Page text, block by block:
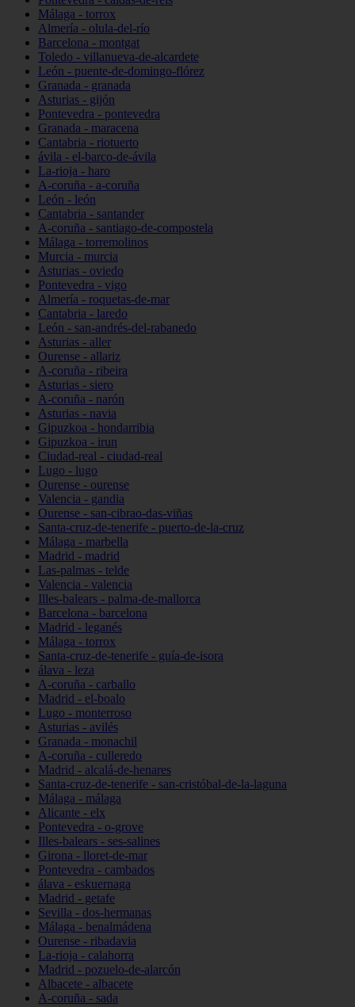
Málaga - torrox
Almería - olula-del-río
Barcelona - montgat
Toledo - villanueva-de-alcardete
León - puente-de-domingo-flórez
Granada - granada
Asturias - gijón
Pontevedra - pontevedra
Granada - maracena
Cantabria - riotuerto
ávila - el-barco-de-ávila
La-rioja - haro
A-coruña - a-coruña
León - león
Cantabria - santander
A-coruña - santiago-de-compostela
Málaga - torremolinos
Murcia - murcia
Asturias - oviedo
Pontevedra - vigo
Almería - roquetas-de-mar
Cantabria - laredo
León - san-andrés-del-rabanedo
Asturias - aller
Ourense - allariz
A-coruña - ribeira
Asturias - siero
A-coruña - narón
Asturias - navia
Gipuzkoa - hondarribia
Gipuzkoa - irun
Ciudad-real - ciudad-real
Lugo - lugo
Ourense - ourense
Valencia - gandia
Ourense - san-cibrao-das-viñas
Santa-cruz-de-tenerife - puerto-de-la-cruz
Málaga - marbella
Madrid - madrid
Las-palmas - telde
Valencia - valencia
Illes-balears - palma-de-mallorca
Barcelona - barcelona
Madrid - leganés
Málaga - torrox
Santa-cruz-de-tenerife - guía-de-isora
álava - leza
A-coruña - carballo
Madrid - el-boalo
Lugo - monterroso
Asturias - avilés
Granada - monachil
A-coruña - culleredo
Madrid - alcalá-de-henares
Santa-cruz-de-tenerife - san-cristóbal-de-la-laguna
Málaga - málaga
Alicante - elx
Pontevedra - o-grove
Illes-balears - ses-salines
Girona - lloret-de-mar
Pontevedra - cambados
álava - eskuernaga
Madrid - getafe
Sevilla - dos-hermanas
Málaga - benalmádena
Ourense - ribadavia
La-rioja - calahorra
Madrid - pozuelo-de-alarcón
Albacete - albacete
A-coruña - sada